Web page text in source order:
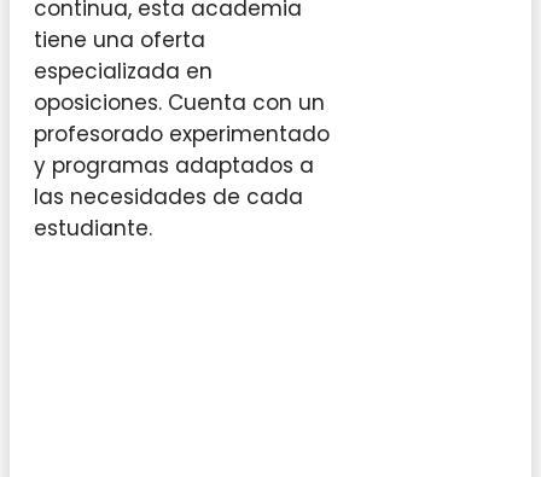
continua, esta academia
tiene una oferta
especializada en
oposiciones. Cuenta con un
profesorado experimentado
y programas adaptados a
las necesidades de cada
estudiante.